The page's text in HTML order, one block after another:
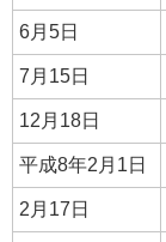
6月5日
7月15日
12月18日
平成8年2月1日
2月17日